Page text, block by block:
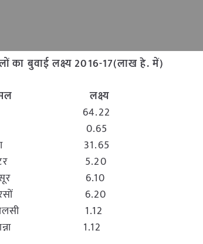
का बुवाई लक्ष्य 2016-17(लाख हे. में)
लक्ष्य
64.22
0.65
31.65
5.20
6.10
6.20
1.12
1.12